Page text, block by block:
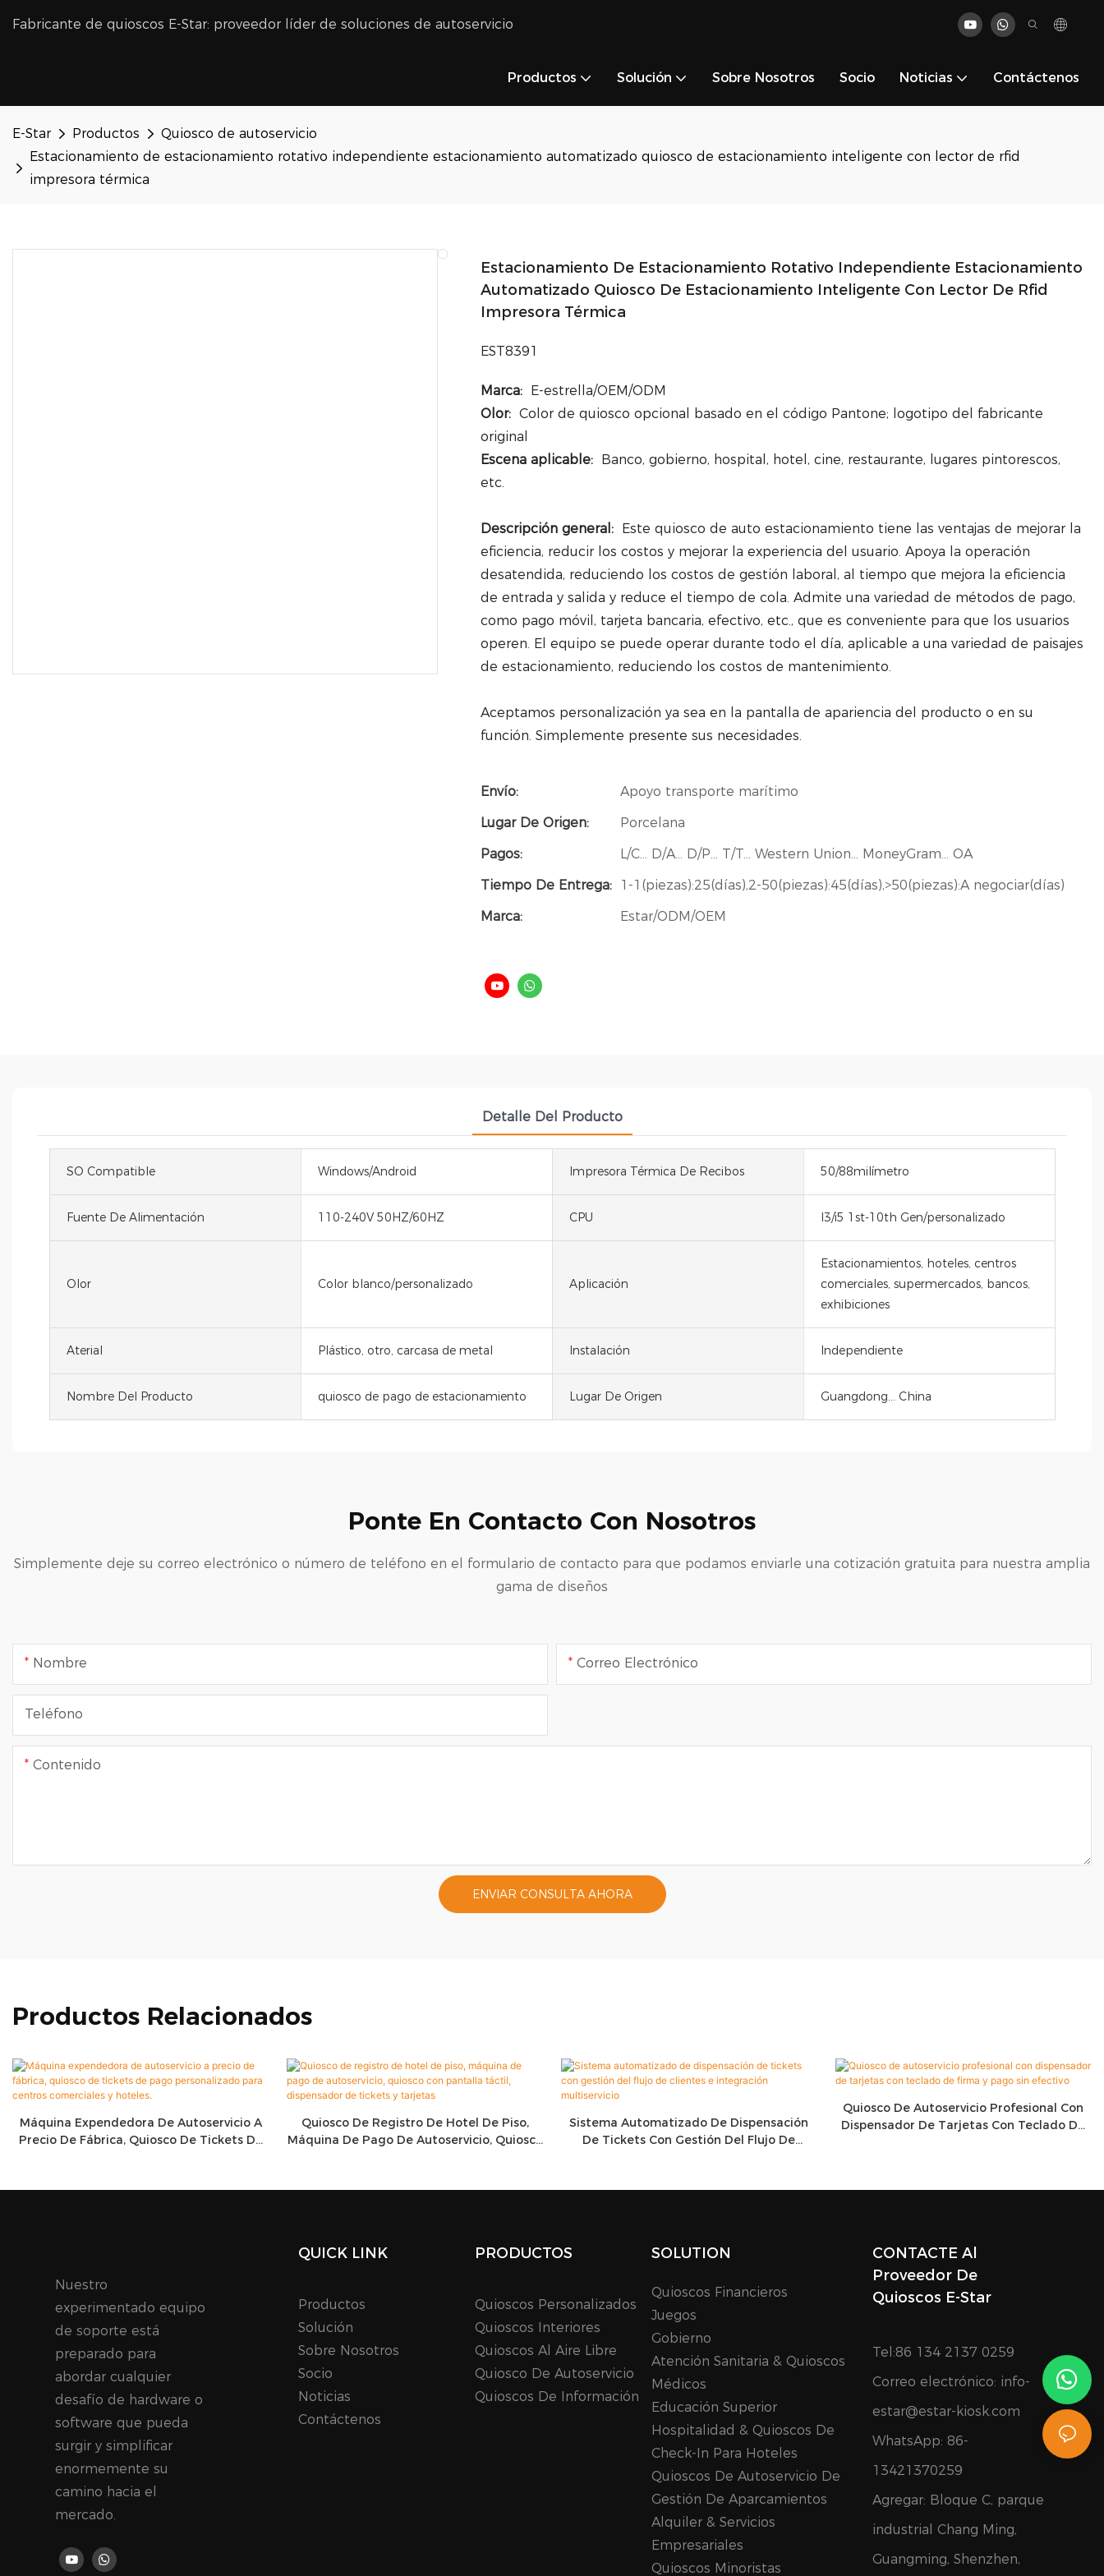
Fabricante de quioscos E-Star: proveedor líder de soluciones de autoservicio
Productos Solución Sobre Nosotros Socio Noticias Contáctenos
E-Star Productos
Quiosco de autoservicio
Estacionamiento de estacionamiento rotativo independiente estacionamiento automatizado quiosco de estacionamiento inteligente con lector de rfid
impresora térmica
Estacionamiento De Estacionamiento Rotativo Independiente Estacionamiento
Automatizado Quiosco De Estacionamiento Inteligente Con Lector De Rfid
Impresora Térmica
EST8391
Marca:
E-estrella/OEM/ODM
Olor: Color de quiosco opcional basado en el código Pantone; logotipo del fabricante
original
Escena aplicable:
Banco, gobierno, hospital, hotel, cine, restaurante, lugares pintorescos,
etc.
Descripción general:
Este quiosco de auto estacionamiento tiene las ventajas de mejorar la
eficiencia, reducir los costos y mejorar la experiencia del usuario. Apoya la operación
desatendida, reduciendo los costos de gestión laboral, al tiempo que mejora la eficiencia
de entrada y salida y reduce el tiempo de cola. Admite una variedad de métodos de pago,
como pago móvil, tarjeta bancaria, efectivo, etc., que es conveniente para que los usuarios
operen. El equipo se puede operar durante todo el día, aplicable a una variedad de paisajes
de estacionamiento, reduciendo los costos de mantenimiento.
Aceptamos personalización ya sea en la pantalla de apariencia del producto o en su
función. Simplemente presente sus necesidades.
Envío:
Apoyo transporte marítimo
Lugar De Origen:
Porcelana
Pagos:
L/C... D/A... D/P... T/T... Western Union... MoneyGram... OA
Tiempo De Entrega:
1-1(piezas):25(días),2-50(piezas):45(días),>50(piezas):A negociar(días)
Marca:
Estar/ODM/OEM
Detalle Del Producto
SO Compatible Windows/Android Impresora Térmica De Recibos 50/88milímetro
Fuente De Alimentación 110-240V 50HZ/60HZ CPU I3/i5 1st-10th Gen/personalizado
Olor Color blanco/personalizado Aplicación
Estacionamientos, hoteles, centros
comerciales, supermercados, bancos,
exhibiciones
Aterial Plástico, otro, carcasa de metal Instalación Independiente
Nombre Del Producto quiosco de pago de estacionamiento Lugar De Origen Guangdong... China
Ponte En Contacto Con Nosotros
Simplemente deje su correo electrónico o número de teléfono en el formulario de contacto para que podamos enviarle una cotización gratuita para nuestra amplia
gama de diseños
Nombre Correo Electrónico
Teléfono
Contenido
ENVIAR CONSULTA AHORA
Productos Relacionados
Máquina Expendedora De Autoservicio A
Precio De Fábrica, Quiosco De Tickets De
Quiosco De Registro De Hotel De Piso,
Máquina De Pago De Autoservicio, Quiosco
Sistema Automatizado De Dispensación
De Tickets Con Gestión Del Flujo De
Quiosco De Autoservicio Profesional Con
Dispensador De Tarjetas Con Teclado De
Nuestro
experimentado equipo
de soporte está
preparado para
abordar cualquier
desafío de hardware o
software que pueda
surgir y simplificar
enormemente su
camino hacia el
mercado.
QUICK LINK
Productos
Solución
Sobre Nosotros
Socio
Noticias
Contáctenos
PRODUCTOS
Quioscos Personalizados
Quioscos Interiores
Quioscos Al Aire Libre
Quiosco De Autoservicio
Quioscos De Información
SOLUTION
Quioscos Financieros
Juegos
Gobierno
Atención Sanitaria & Quioscos
Médicos
Educación Superior
Hospitalidad & Quioscos De
Check-In Para Hoteles
Quioscos De Autoservicio De
Gestión De Aparcamientos
Alquiler & Servicios
Empresariales
Quioscos Minoristas
CONTACTE Al
Proveedor De
Quioscos E-Star
Tel:86 134 2137 0259
Correo electrónico: info-
estar@estar-kiosk.com
WhatsApp: 86-
13421370259
Agregar: Bloque C, parque
industrial Chang Ming,
Guangming, Shenzhen,